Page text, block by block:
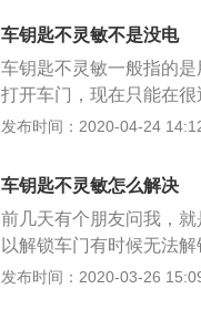
进行检测。 4、车辆天线
车身控制模块无法识别
是前往专业的维修机构
的位置上进行应急点火。
数据状态，就可以快速
常见原因： 1、蓄电池
闭该系统，无钥匙进入
问题，可以通过更换钥
时，钥匙的位置等是通
路导致。
车钥匙不灵敏不是没电
车钥匙不灵敏一般指的
打开车门，现在只能在
能用遥控器打开车门。
般情况下虽然在按下遥
充足。所以出现这个问
的问题导致的不灵敏，
接收器天线短路，导致
因，车辆停靠在了有信号
发布时间：2020-04-24
车钥匙不灵敏怎么解决
前几天有个朋友问我，
以解锁车门有时候无法
下汽车钥匙不灵敏是什
发布时间：2020-03-26